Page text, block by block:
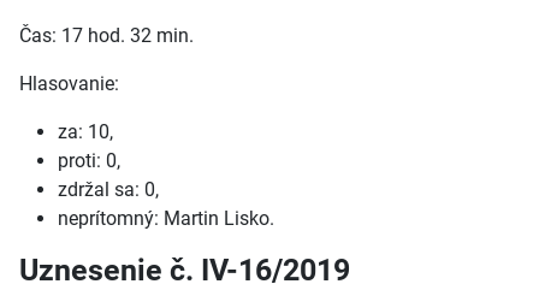
Čas: 17 hod. 32 min.
Hlasovanie:
za: 10,
proti: 0,
zdržal sa: 0,
neprítomný: Martin Lisko.
Uznesenie č. IV-16/2019